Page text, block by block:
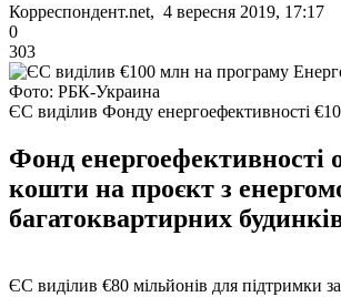
Корреспондент.net, 4 вересня 2019, 17:17
0
303
Фото: РБК-Украина
ЄС виділив Фонду енергоефективності
Фонд енергоефективності
кошти на проєкт з
багатоквартирних
ЄС виділив €80 мільйонів для підтримки